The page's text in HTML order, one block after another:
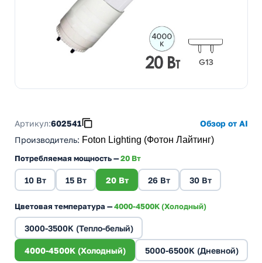
Артикул:602541
Обзор от AI
Производитель: Foton Lighting (Фотон Лайтинг)
Потребляемая мощность —20 Вт
10 Вт 15 Вт 20 Вт 26 Вт 30 Вт
Цветовая температура —4000-4500K (Холодный)
3000-3500K (Тепло-белый)
4000-4500K (Холодный) 5000-6500K (Дневной)